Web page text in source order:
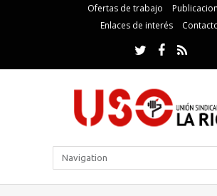
Ofertas de trabajo
Enlaces de interés